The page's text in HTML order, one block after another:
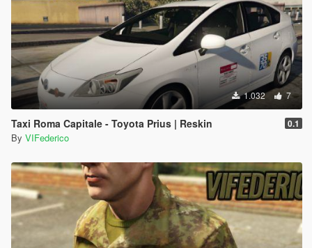
1.032 7
Taxi Roma Capitale - Toyota Prius | Reskin 0.1
By VIFederico